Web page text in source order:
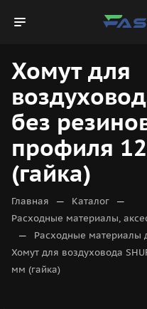
Хомут для
без
профиля
(гайка)
Главная — Каталог —
Расходные материалы,
— Расходные материалы
Хомут для воздуховода
мм (гайка)